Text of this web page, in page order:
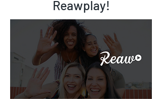
Reawplay!